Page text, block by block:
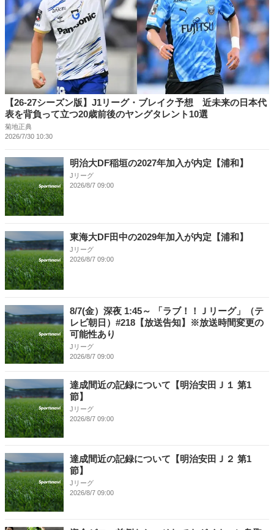
【26-27シーズン版】J1リーグ・ブレイク予想 近未来の日本代
表を背負って立つ20歳前後のヤングタレント10選
菊地正典
2026/7/30 10:30
明治大DF稲垣の2027年加入が内定【浦和】
Jリーグ
2026/8/7 09:00
東海大DF田中の2029年加入が内定【浦和】
Jリーグ
2026/8/7 09:00
8/7(金）深夜 1:45～ 「ラブ！！Ｊリーグ」（テ
レビ朝日）#218【放送告知】※放送時間変更の
可能性あり
Jリーグ
2026/8/7 09:00
達成間近の記録について【明治安田Ｊ１ 第1
節】
Jリーグ
2026/8/7 09:00
達成間近の記録について【明治安田Ｊ２ 第1
節】
Jリーグ
2026/8/7 09:00